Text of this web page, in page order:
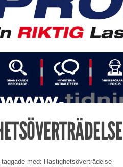
med: Hastighetsöverträdelse